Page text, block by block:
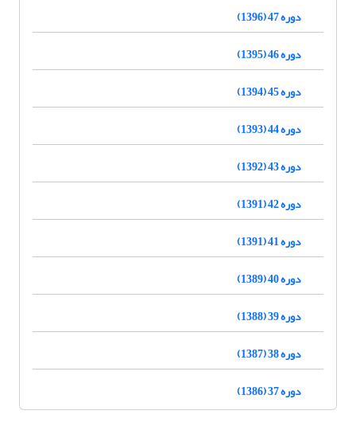
دوره 47 (1396)
دوره 46 (1395)
دوره 45 (1394)
دوره 44 (1393)
دوره 43 (1392)
دوره 42 (1391)
دوره 41 (1391)
دوره 40 (1389)
دوره 39 (1388)
دوره 38 (1387)
دوره 37 (1386)